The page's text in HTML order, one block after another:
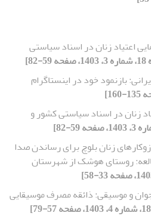
اعتیاد زنان در اسناد سیاستی
82]
بازنمود خود در اینستاگرام
زنان در اسناد سیاستی کشور و
زنان بلوچ برای رساندن صدا
روستای هوشک از شهرستان
و موسیقی: ذائقه مصرف موسیقایی